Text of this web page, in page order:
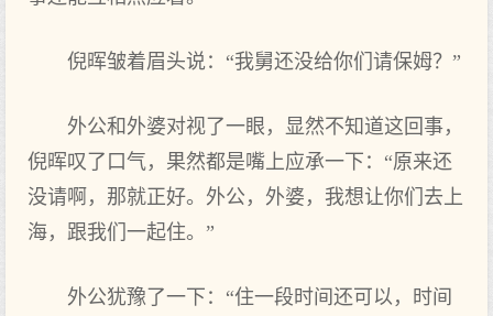
倪晖皱着眉头说：“我舅还没给你们请保姆？”
外公和外婆对视了一眼，显然不知道这回事，
倪晖叹了口气，果然都是嘴上应承一下：“原来还
没请啊，那就正好。外公，外婆，我想让你们去上
海，跟我们一起住。”
外公犹豫了一下：“住一段时间还可以，时间